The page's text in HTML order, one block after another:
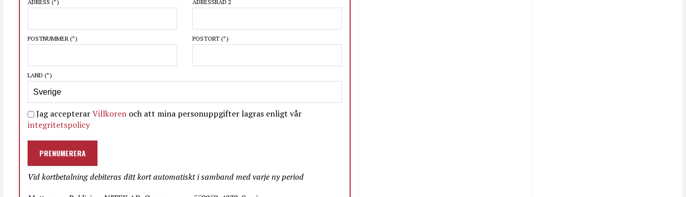
ADRESS (*) ADRESSRAD 2
POSTNUMMER (*) POSTORT (*)
LAND (*)
Jag accepterarVillkoren och att mina personuppgifter lagras enligt vår
integritetspolicy
PRENUMERERA
Vid kortbetalning debiteras ditt kort automatiskt i samband med varje ny period